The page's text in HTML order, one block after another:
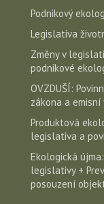
Podnikový
Legislativa
Změny v
podnikové
OVZDUŠÍ:
zákona a emisní
Produktová
legislativa a
Ekologická
legislativy +
posouzení